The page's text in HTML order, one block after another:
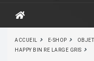
ACCUEIL E-SHOP
HAPPY BIN RE LARGE GRIS